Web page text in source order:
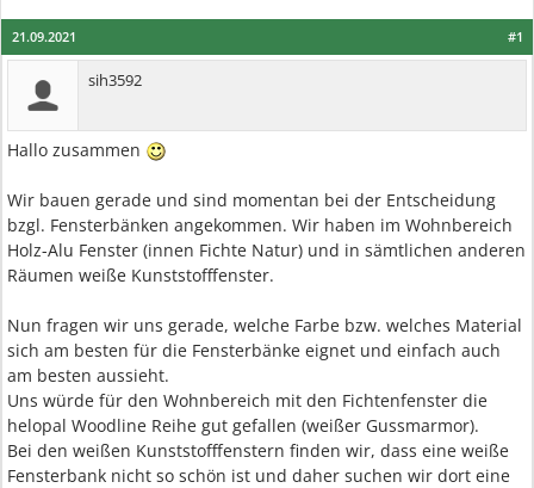
#1
21.09.2021
sih3592
Hallo zusammen
Wir bauen gerade und sind momentan bei der Entscheidung
bzgl. Fensterbänken angekommen. Wir haben im Wohnbereich
Holz-Alu Fenster (innen Fichte Natur) und in sämtlichen anderen
Räumen weiße Kunststofffenster.
Nun fragen wir uns gerade, welche Farbe bzw. welches Material
sich am besten für die Fensterbänke eignet und einfach auch
am besten aussieht.
Uns würde für den Wohnbereich mit den Fichtenfenster die
helopal Woodline Reihe gut gefallen (weißer Gussmarmor).
Bei den weißen Kunststofffenstern finden wir, dass eine weiße
Fensterbank nicht so schön ist und daher suchen wir dort eine